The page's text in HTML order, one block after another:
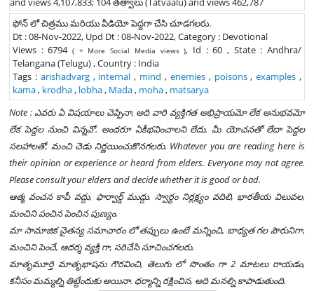
ఫోన్ లో చిత్రము మరియు వీడియో పెద్దగా చేసి చూడగలరు.
Dt : 08-Nov-2022, Upd Dt : 08-Nov-2022, Category : Devotional
Views : 6794( + More Social Media views ), Id : 60 , State : Andhra/
Telangana (Telugu) , Country : India
Tags : arishadvarg, internal , mind , enemies, poisons,examples ,
kama, krodha, lobha, Mada, moha, matsarya
Note : ఎవరు ఏ విషయాలు చెప్పినా, అది వారి వ్యక్తిగత అభిప్రాయమో లేక అనుభవమో
లేక పెద్దల నుంచి విన్నవో. అందరూ ఏకీభవించాలని లేదు. మీ యోచనతో లేదా పెద్దల
సలహాలతో, మంచి చెడు నిర్ణయించుకొనగలరు. Whatever you are reading here is
their opinion or experience or heard from elders. Everyone may not agree.
Please consult your elders and decide whether it is good or bad.
ఆత్మ వంచన కాపీ వద్దు, ఫార్వార్డ్ ముద్దు. స్వార్థం నిర్లక్ష్యం వదిలి, భారతీయ విలువల,
మంచిని పంచిన పెంచిన పుణ్యం.
మా సామాజిక చైతన్య సమాచారం లో తప్పులు ఉంటే మన్నించి, బాధ్యత గల పౌరునిగా,
మంచిని పెంచే, ఆదర్శ వ్యక్తి గా, సరిచేసి సూచించగలరు.
మాతృమూర్తి మాతృభాషను గౌరవించి, తెలుగు లో సొంతం గా 2 మాటలు రాయడం,
కనీసం మమ్మల్ని తిట్టేందుకు అయినా. ధర్మాన్ని రక్షించిన, అది మనల్ని కాపాడుతుంది.